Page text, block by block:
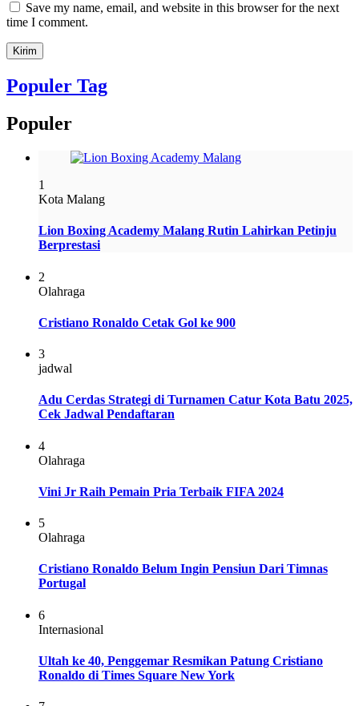
Save my name, email, and website in this browser for the next
time I comment.
Populer Tag
Populer
1
Kota Malang
Lion Boxing Academy Malang Rutin Lahirkan Petinju
Berprestasi
2
Olahraga
Cristiano Ronaldo Cetak Gol ke 900
3
jadwal
Adu Cerdas Strategi di Turnamen Catur Kota Batu 2025,
Cek Jadwal Pendaftaran
4
Olahraga
Vini Jr Raih Pemain Pria Terbaik FIFA 2024
5
Olahraga
Cristiano Ronaldo Belum Ingin Pensiun Dari Timnas
Portugal
6
Internasional
Ultah ke 40, Penggemar Resmikan Patung Cristiano
Ronaldo di Times Square New York